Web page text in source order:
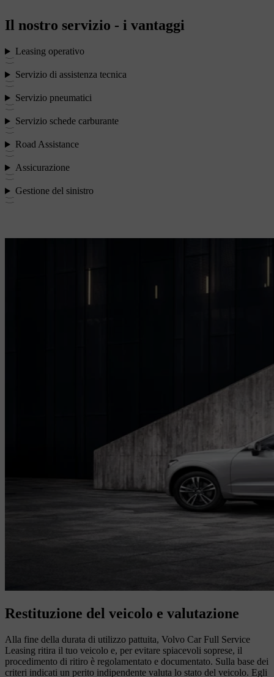
Il nostro servizio - i vantaggi
Leasing operativo
Servizio di assistenza tecnica
Servizio pneumatici
Servizio schede carburante
Road Assistance
Assicurazione
Gestione del sinistro
Restituzione del veicolo e valutazione
Alla fine della durata di utilizzo pattuita, Volvo Car Full Service
Leasing ritira il tuo veicolo e, per evitare spiacevoli soprese, il
procedimento di ritiro è regolamentato e documentato. Sulla base dei
criteri indicati un perito indipendente valuta lo stato del veicolo. Egli